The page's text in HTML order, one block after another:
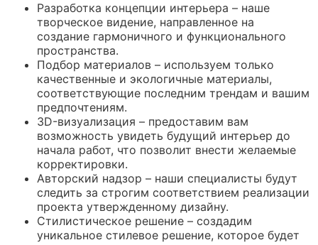
Разработка концепции интерьера – наше
творческое видение, направленное на
создание гармоничного и функционального
пространства.
Подбор материалов – используем только
качественные и экологичные материалы,
соответствующие последним трендам и вашим
предпочтениям.
3D-визуализация – предоставим вам
возможность увидеть будущий интерьер до
начала работ, что позволит внести желаемые
корректировки.
Авторский надзор – наши специалисты будут
следить за строгим соответствием реализации
проекта утвержденному дизайну.
Стилистическое решение – создадим
уникальное стилевое решение, которое будет